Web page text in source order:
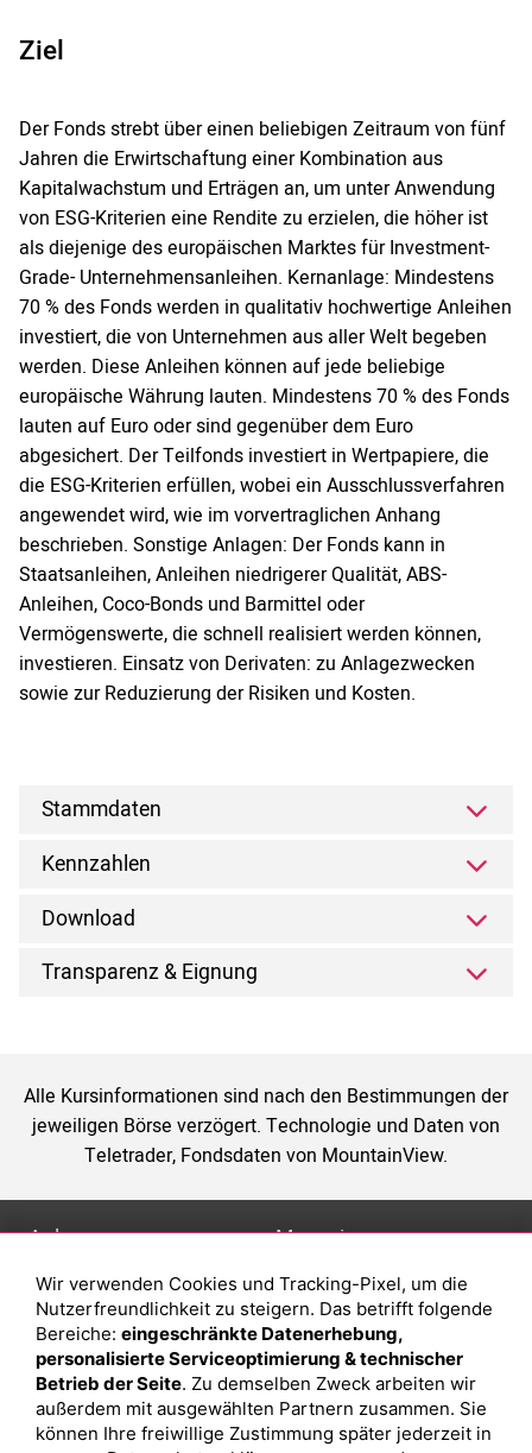
Ziel
Der Fonds strebt über einen beliebigen Zeitraum von fünf
Jahren die Erwirtschaftung einer Kombination aus
Kapitalwachstum und Erträgen an, um unter Anwendung
von ESG-Kriterien eine Rendite zu erzielen, die höher ist
als diejenige des europäischen Marktes für Investment-
Grade- Unternehmensanleihen. Kernanlage: Mindestens
70 % des Fonds werden in qualitativ hochwertige Anleihen
investiert, die von Unternehmen aus aller Welt begeben
werden. Diese Anleihen können auf jede beliebige
europäische Währung lauten. Mindestens 70 % des Fonds
lauten auf Euro oder sind gegenüber dem Euro
abgesichert. Der Teilfonds investiert in Wertpapiere, die
die ESG-Kriterien erfüllen, wobei ein Ausschlussverfahren
angewendet wird, wie im vorvertraglichen Anhang
beschrieben. Sonstige Anlagen: Der Fonds kann in
Staatsanleihen, Anleihen niedrigerer Qualität, ABS-
Anleihen, Coco-Bonds und Barmittel oder
Vermögenswerte, die schnell realisiert werden können,
investieren. Einsatz von Derivaten: zu Anlagezwecken
sowie zur Reduzierung der Risiken und Kosten.
Stammdaten
Kennzahlen
Download
Transparenz & Eignung
Alle Kursinformationen sind nach den Bestimmungen der
jeweiligen Börse verzögert. Technologie und Daten von
Teletrader, Fondsdaten von MountainView.
Anlage
Depot eröffnen
Depot vergleichen
Junior Depot
Top-Seller-Fonds
Top-Fonds
Magazin
Was sind sind ETFs?
Sparplan Vorteile
Was ist ein Fonds?
Wir verwenden Cookies und Tracking-Pixel, um die
Nutzerfreundlichkeit zu steigern. Das betrifft folgende
Bereiche: eingeschränkte Datenerhebung,
personalisierte Serviceoptimierung & technischer
Betrieb der Seite. Zu demselben Zweck arbeiten wir
außerdem mit ausgewählten Partnern zusammen. Sie
können Ihre freiwillige Zustimmung später jederzeit in